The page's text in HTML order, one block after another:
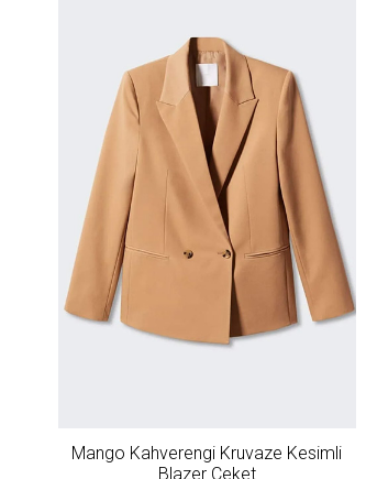
Mango Kahverengi Kruvaze Kesimli
Blazer Ceket